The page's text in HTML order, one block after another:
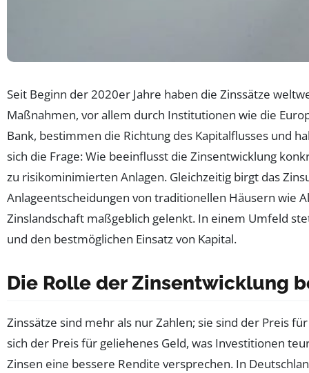
Seit Beginn der 2020er Jahre haben die Zinssätze
Maßnahmen, vor allem durch Institutionen wie die
Bank, bestimmen die Richtung des Kapitalflusses und
sich die Frage: Wie beeinflusst die Zinsentwicklung
zu risikominimierten Anlagen. Gleichzeitig birgt das
Anlageentscheidungen von traditionellen Häusern wie
Zinslandschaft maßgeblich gelenkt. In einem Umfeld
und den bestmöglichen Einsatz von Kapital.
Die Rolle der Zinsentwicklung
Zinssätze sind mehr als nur Zahlen; sie sind der Preis
sich der Preis für geliehenes Geld, was Investitionen
Zinsen eine bessere Rendite versprechen. In